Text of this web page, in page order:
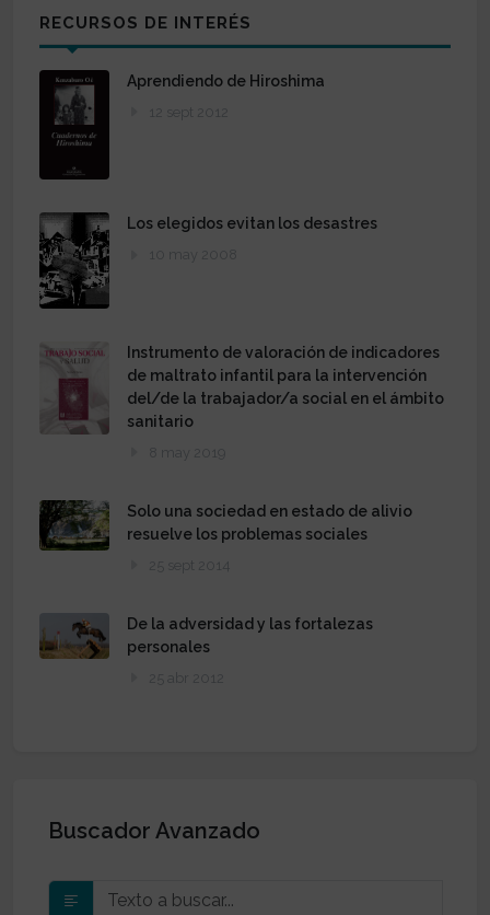
RECURSOS DE INTERÉS
Aprendiendo de Hiroshima
12 sept 2012
Los elegidos evitan los desastres
10 may 2008
Instrumento de valoración de indicadores
de maltrato infantil para la intervención
del/de la trabajador/a social en el ámbito
sanitario
8 may 2019
Solo una sociedad en estado de alivio
resuelve los problemas sociales
25 sept 2014
De la adversidad y las fortalezas
personales
Buscador Avanzado